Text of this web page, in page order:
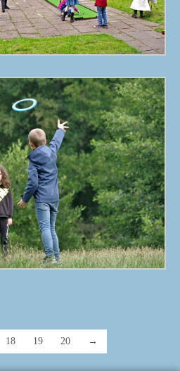
18 19 20 →